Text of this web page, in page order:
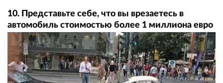
10. Представьте себе, что вы врезаетесь в
автомобиль стоимостью более 1 миллиона евро